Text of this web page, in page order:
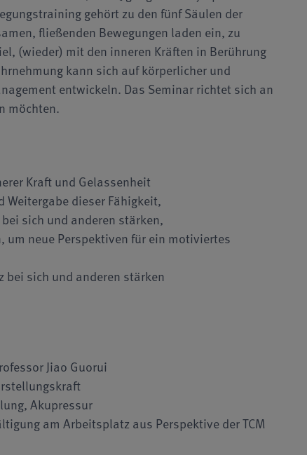
gehört zu den fünf Säulen der
fließenden Bewegungen laden ein, zu
(wieder) mit den inneren Kräften in Berührung
kann sich auf körperlicher und
entwickeln. Das Seminar richtet sich an
möchten.
Kraft und Gelassenheit
Weitergabe dieser Fähigkeit,
sich und anderen stärken,
neue Perspektiven für ein motiviertes
bei sich und anderen stärken
Jiao Guorui
Akupressur
am Arbeitsplatz aus Perspektive der TCM